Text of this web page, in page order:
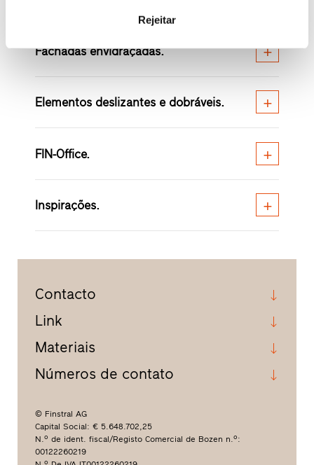
Rejeitar
Fachadas envidraçadas.
Elementos deslizantes e dobráveis.
FIN-Office.
Inspirações.
Contacto
Link
Materiais
Números de contato
© Finstral AG
Capital Social: € 5.648.702,25
N.º de ident. fiscal/Registo Comercial de Bozen n.º:
00122260219